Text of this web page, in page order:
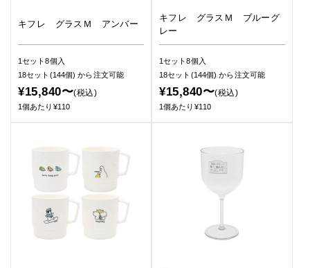
キフレ グラスＭ アンバー
1セット8個入
18セット(144個)から注文可能
¥15,840〜(税込)
1個あたり¥110
キフレ グラスＭ ブルーグ
レー
1セット8個入
18セット(144個)から注文可能
¥15,840〜(税込)
1個あたり¥110